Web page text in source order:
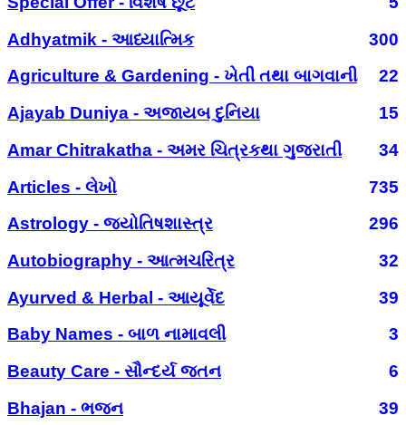
Adhyatmik - આધ્યાત્મિક
300
Agriculture & Gardening - ખેતી તથા બાગવાની
22
Ajayab Duniya - અજાયબ દુનિયા
15
Amar Chitrakatha - અમર ચિત્રકથા ગુજરાતી
34
Articles - લેખો
735
Astrology - જ્યોતિષશાસ્ત્ર
296
Autobiography - આત્મચરિત્ર
32
Ayurved & Herbal - આયૂર્વેદ
39
Baby Names - બાળ નામાવલી
3
Beauty Care - સૌન્દર્ય જતન
6
Bhajan - ભજન
39